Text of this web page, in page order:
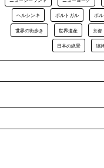
ヘルシンキ ポルトガル ポ
世界の街歩き 世界遺産 京都
日本の絶景 淡